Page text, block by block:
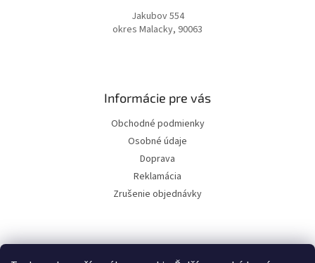
Jakubov 554
okres Malacky, 90063
Informácie pre vás
Obchodné podmienky
Osobné údaje
Doprava
Reklamácia
Zrušenie objednávky
Facebook